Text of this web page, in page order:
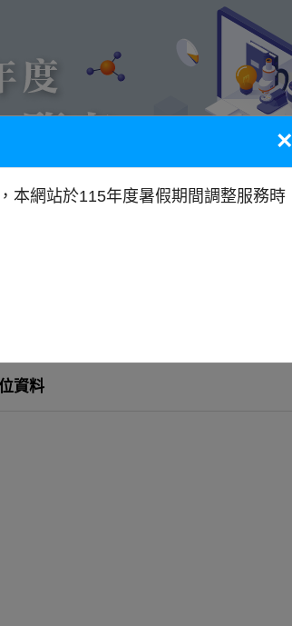
資料
×
本網站於115年度暑假期間調整服務時